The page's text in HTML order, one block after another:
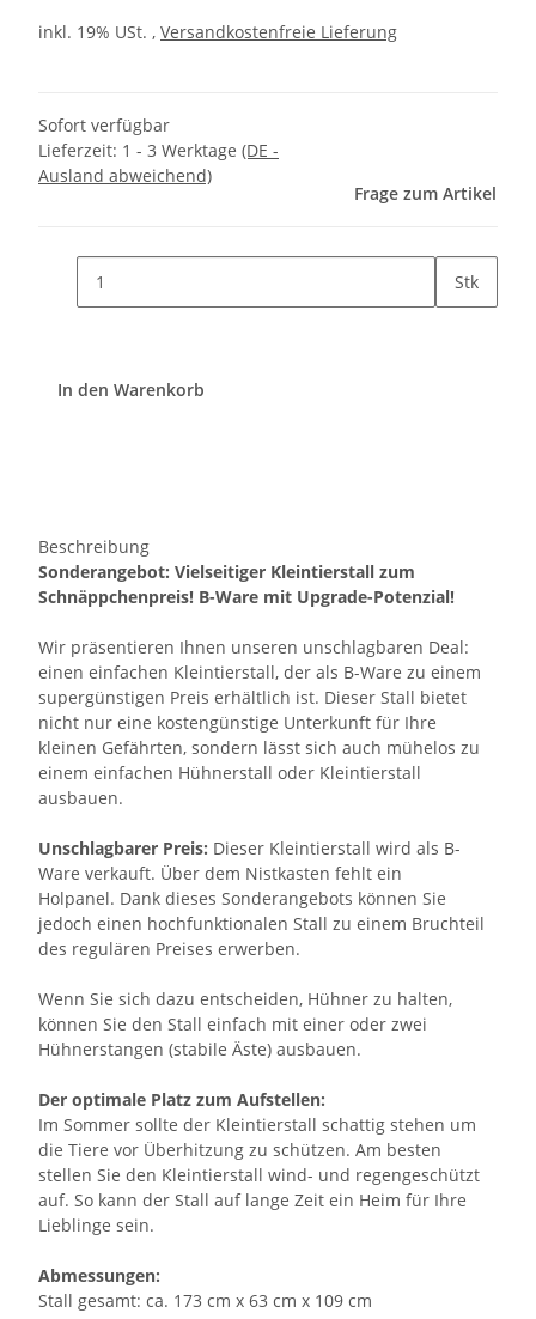
inkl. 19% USt. , Versandkostenfreie Lieferung
Sofort verfügbar
Lieferzeit: 1 - 3 Werktage (DE -
Ausland abweichend)
Frage zum Artikel
Stk
In den Warenkorb
Beschreibung
Sonderangebot: Vielseitiger Kleintierstall zum
Schnäppchenpreis! B-Ware mit Upgrade-Potenzial!
Wir präsentieren Ihnen unseren unschlagbaren Deal:
einen einfachen Kleintierstall, der als B-Ware zu einem
supergünstigen Preis erhältlich ist. Dieser Stall bietet
nicht nur eine kostengünstige Unterkunft für Ihre
kleinen Gefährten, sondern lässt sich auch mühelos zu
einem einfachen Hühnerstall oder Kleintierstall
ausbauen.
Unschlagbarer Preis: Dieser Kleintierstall wird als B-
Ware verkauft. Über dem Nistkasten fehlt ein
Holpanel. Dank dieses Sonderangebots können Sie
jedoch einen hochfunktionalen Stall zu einem Bruchteil
des regulären Preises erwerben.
Wenn Sie sich dazu entscheiden, Hühner zu halten,
können Sie den Stall einfach mit einer oder zwei
Hühnerstangen (stabile Äste) ausbauen.
Der optimale Platz zum Aufstellen:
Im Sommer sollte der Kleintierstall schattig stehen um
die Tiere vor Überhitzung zu schützen. Am besten
stellen Sie den Kleintierstall wind- und regengeschützt
auf. So kann der Stall auf lange Zeit ein Heim für Ihre
Lieblinge sein.
Abmessungen:
Stall gesamt: ca. 173 cm x 63 cm x 109 cm